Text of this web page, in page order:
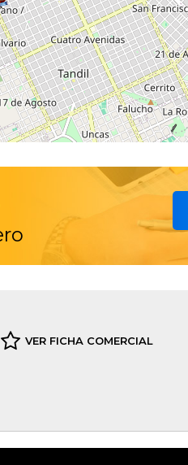
VER FICHA COMERCIAL